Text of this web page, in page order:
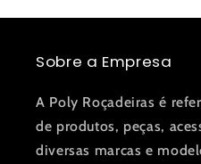
Sobre a Empresa
A Poly Roçadeiras é
de produtos, peças,
diversas marcas e